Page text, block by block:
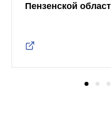
Пензенской